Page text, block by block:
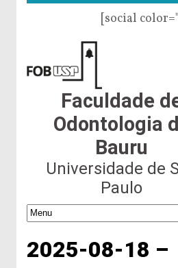
[social
Faculdade
Odontologia
Bauru
Universidade de
Paulo
2025-08-18 –